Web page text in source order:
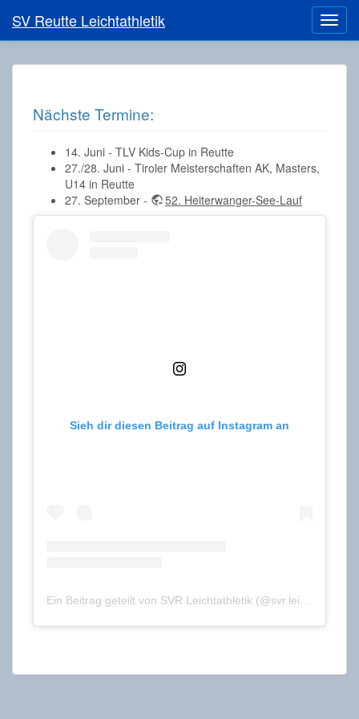
SV Reutte Leichtathletik
Nächste Termine:
14. Juni - TLV Kids-Cup in Reutte
27./28. Juni - Tiroler Meisterschaften AK, Masters,
U14 in Reutte
27. September -
52. Heiterwanger-See-Lauf
Sieh dir diesen Beitrag auf Instagram an